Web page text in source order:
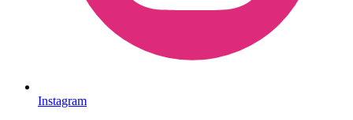
Instagram